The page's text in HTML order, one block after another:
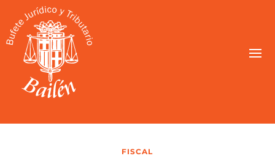
FISCAL